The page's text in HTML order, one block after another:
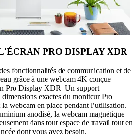
PRO DISPLAY XDR
fonctionnalités de communication et de
grâce à une webcam 4K conçue
Pro Display XDR. Un support
exactes du moniteur Pro
webcam en place pendant l’utilisation.
anodisé, la webcam magnétique
dans tout espace de travail tout en
dont vous avez besoin.